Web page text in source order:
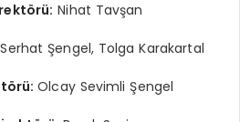
Nihat Tavşan
Serhat Şengel, Tolga Karakartal
Olcay Sevimli Şengel